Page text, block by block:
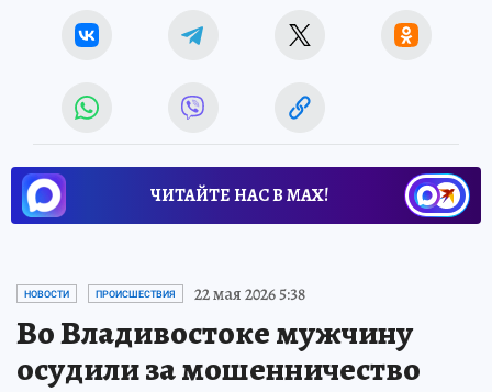
ЧИТАЙТЕ НАС В МАХ!
НОВОСТИ ПРОИСШЕСТВИЯ 22 мая 2026 5:38
Во Владивостоке мужчину
осудили за мошенничество